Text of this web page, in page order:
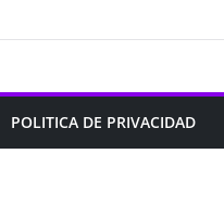
POLITICA DE PRIVACIDAD